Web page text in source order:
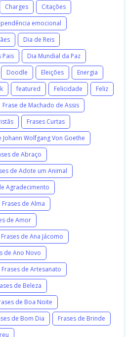
Charges
Citações
emocional
Dia de Reis
Pais
Dia Mundial da Paz
Doodle Eleições
Energia
featured Felicidade
Feliz
Frase de Machado de Assis
Frases Curtas
Johann Wolfgang Von Goethe
de Abraço
de Adote um Animal
Agradecimento
Frases de Alma
de Amor
Frases de Ana Jácomo
de Ano Novo
Frases de Artesanato
de Beleza
de Boa Noite
de Bom Dia
Frases de Brinde